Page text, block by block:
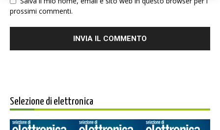
prossimi commenti.
Selezione di elettronica